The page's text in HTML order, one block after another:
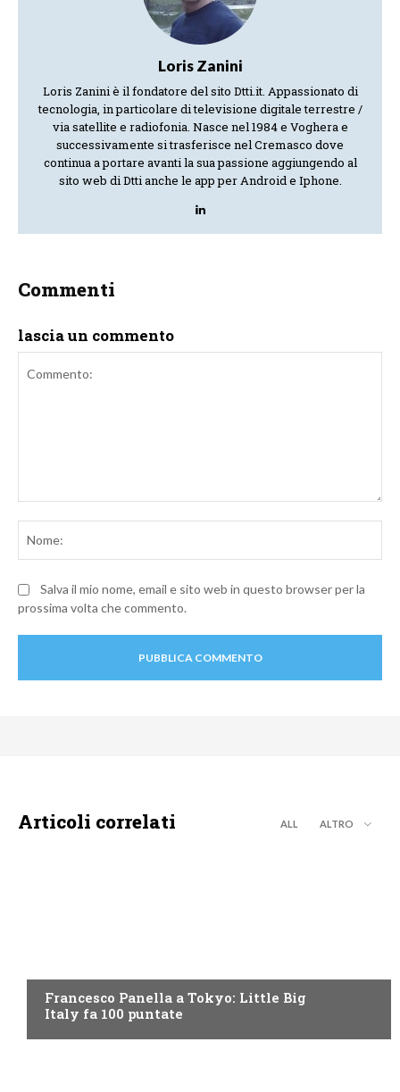
Loris Zanini
Loris Zanini è il fondatore del sito Dtti.it. Appassionato di
tecnologia, in particolare di televisione digitale terrestre /
via satellite e radiofonia. Nasce nel 1984 e Voghera e
successivamente si trasferisce nel Cremasco dove
continua a portare avanti la sua passione aggiungendo al
sito web di Dtti anche le app per Android e Iphone.
Commenti
lascia un commento
Salva il mio nome, email e sito web in questo browser per la
prossima volta che commento.
Articoli correlati ALL ALTRO
Francesco Panella a Tokyo: Little Big
Italy fa 100 puntate